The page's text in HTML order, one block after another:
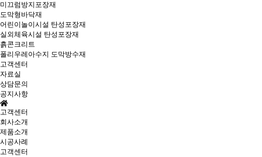
미끄럼방지포장재
도막형바닥재
어린이놀이시설 탄성포장재
실외체육시설 탄성포장재
흙콘크리트
폴리우레아수지 도막방수재
고객센터
자료실
상담문의
공지사항
고객센터
회사소개
제품소개
시공사례
고객센터